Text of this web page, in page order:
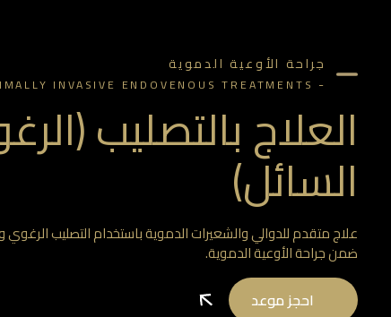
جراحة الأوعية الدموية
-
INVASIVE ENDOVENOUS TREATMENTS
العلاج بالتصليب
السائل)
علاج متقدم للدوالي والشعيرات الدموية باستخدام التصليب
ضمن جراحة الأوعية الدموية.
احجز موعد